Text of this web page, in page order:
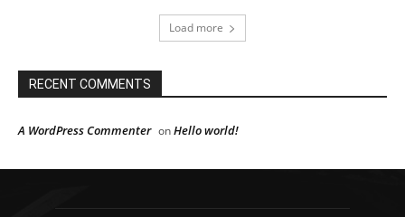
Load more
RECENT COMMENTS
A WordPress Commenter onHello world!